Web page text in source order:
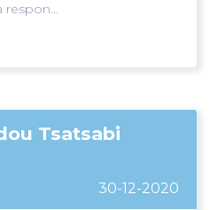
respon...
Tsatsabi
30-12-2020